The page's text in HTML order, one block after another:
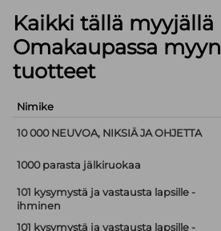
Kaikki tällä myyjällä
Omakaupassa
tuotteet
Nimike
10 000 NEUVOA, NIKSIÄ JA OHJETTA
1000 parasta jälkiruokaa
101 kysymystä ja vastausta lapsille -
ihminen
101 kysymystä ja vastausta lapsille -